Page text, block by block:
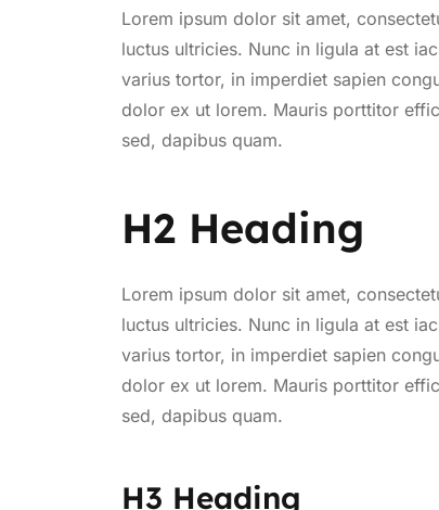
Lorem ipsum dolor sit amet,
luctus ultricies. Nunc in ligula at est
varius tortor, in imperdiet sapien
dolor ex ut lorem. Mauris porttitor
sed, dapibus quam.
H2 Heading
Lorem ipsum dolor sit amet,
luctus ultricies. Nunc in ligula at est
varius tortor, in imperdiet sapien
dolor ex ut lorem. Mauris porttitor
sed, dapibus quam.
H3 Heading